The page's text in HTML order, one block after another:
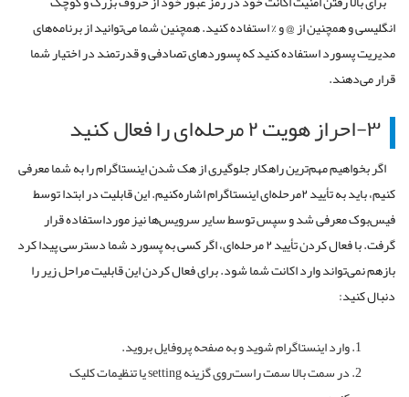
انگلیسی و همچنین از @ و % استفاده کنید. همچنین شما می‌توانید از برنامه‌های
مدیریت پسورد استفاده کنید که پسوردهای تصادفی و قدرتمند در اختیار شما
قرار می‌دهند.
۳-احراز هویت ۲ مرحله‌ای را فعال کنید
اگر بخواهیم مهم‌ترین راهکار جلوگیری از هک شدن اینستاگرام را به شما معرفی
کنیم، باید به تأیید ۲مرحله‌ای اینستاگرام اشاره‌کنیم. این قابلیت در ابتدا توسط
فیس‌بوک معرفی شد و سپس توسط سایر سرویس‌ها نیز مورداستفاده قرار
گرفت. با فعال کردن تأیید ۲ مرحله‌ای، اگر کسی به پسورد شما دسترسی پیدا کرد
بازهم نمی‌تواند وارد اکانت شما شود. برای فعال کردن این قابلیت مراحل زیر را
دنبال کنید:
وارد اینستاگرام شوید و به صفحه پروفایل بروید.
در سمت بالا سمت راست‌روی گزینهsettingیا تنظیمات کلیک